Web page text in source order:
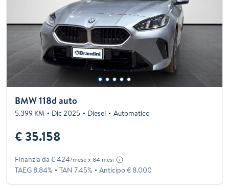
BMW 118d auto
5.399 KM Dic 2025 Diesel Automatico
€ 35.158
Finanzia da € 424/mese x 84 mesi
TAEG 8.84% TAN 7.45% Anticipo € 8.000